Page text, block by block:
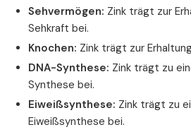
Sehvermögen: Zink trägt zur
Sehkraft bei.
Knochen: Zink trägt zur
DNA-Synthese: Zink trägt zu
Synthese bei.
Eiweißsynthese: Zink trägt zu
Eiweißsynthese bei.